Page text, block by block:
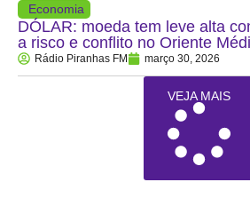
Economia
DÓLAR: moeda tem leve alta
a risco e conflito no Oriente
Rádio Piranhas FM março 30, 2026
VEJA MAIS